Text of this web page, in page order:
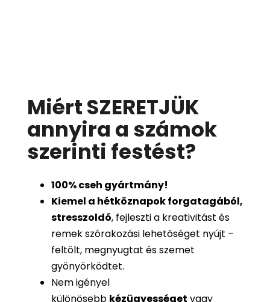
Miért SZERETJÜK
annyira a számok
szerinti festést?
100%cseh gyártmány!
Kiemel a hétköznapok forgatagából,
stresszoldó, fejleszti a kreativitást és
remek szórakozási lehetőséget nyújt –
feltölt, megnyugtat és szemet
gyönyörködtet.
Nem igényel
különösebb kézügyességet vagy